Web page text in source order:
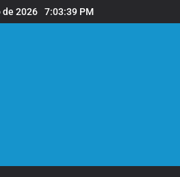
de 2026 7:03:40 PM